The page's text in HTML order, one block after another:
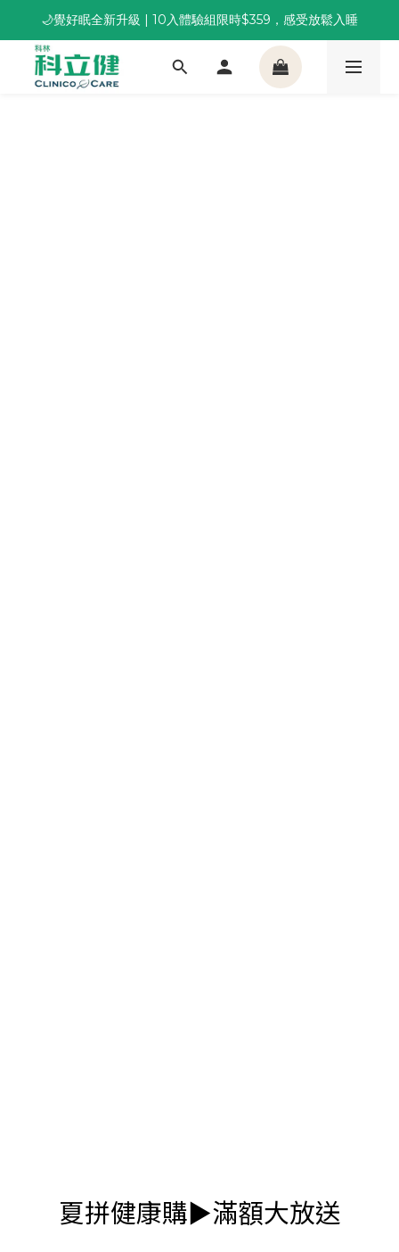
董事長推薦保養組合｜體驗價 $1,800 起，最高享 6 折
🌙覺好眠全新升級 | 10入體驗組限時$359，感受放鬆入睡
董事長推薦保養組合｜體驗價 $1,800 起，最高享 6 折
夏拼健康購►滿額大放送